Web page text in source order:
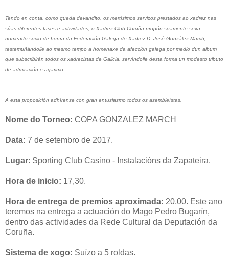
Tendo en conta, como queda devandito, os mertísimos servizos prestados ao xadrez nas
súas diferentes fases e actividades, o Xadrez Club Coruña propón soamente sexa
nomeado socio de honra da Federación Galega de Xadrez D. José González March,
testemuñándolle ao mesmo tempo a homenaxe da afección galega por medio dun album
que subscribirán todos os xadrecistas de Galicia, servíndolle desta forma un modesto tributo
de admiración e agarimo.
A esta proposición adhírense con gran entusiasmo todos os asembleístas.
Nome do Torneo: COPA GONZALEZ MARCH
Data: 7 de setembro de 2017.
Lugar: Sporting Club Casino - Instalacións da Zapateira.
Hora de inicio: 17,30.
Hora de entrega de premios aproximada: 20,00. Este ano
teremos na entrega a actuación do Mago Pedro Bugarín,
dentro das actividades da Rede Cultural da Deputación da
Coruña.
Sistema de xogo: Suízo a 5 roldas.